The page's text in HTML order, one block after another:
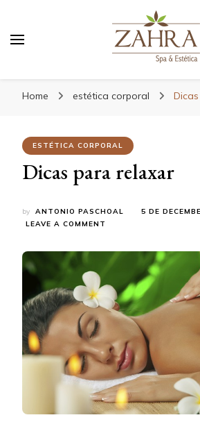
e
Home estética corporal
ESTÉTICA CORPORAL
Dicas para relaxar
by ANTONIO PASCHOAL
5 DE
LEAVE A COMMENT
RELAXAR